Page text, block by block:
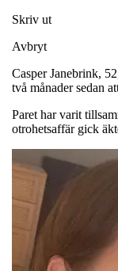
Skriv ut
Avbryt
Casper Janebrink,
två månader sedan
Paret har varit
otrohetsaffär gick